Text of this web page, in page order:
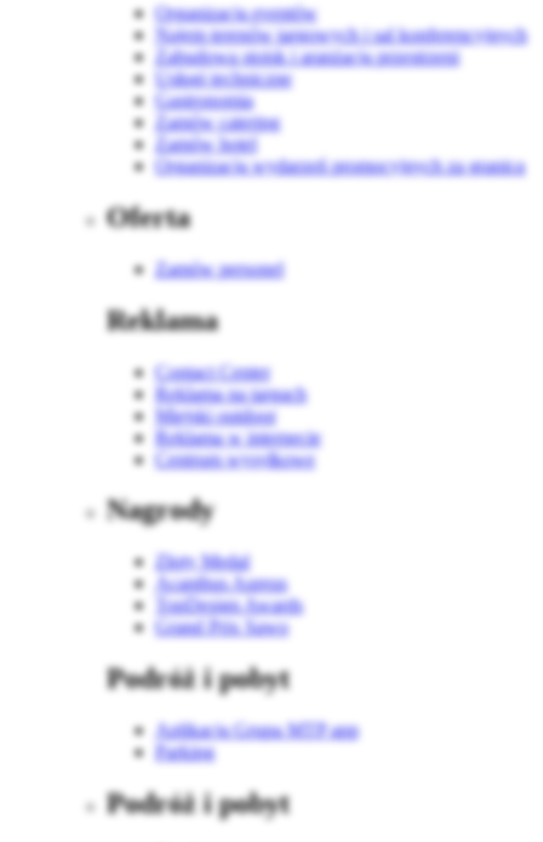
Organizacja eventów
Najem terenów targowych i sal konferencyjnych
Zabudowa stoisk i aranżacja przestrzeni
Usługi techniczne
Gastronomia
Zamów catering
Zamów hotel
Organizacja wydarzeń promocyjnych za granicą
Oferta
Zamów personel
Reklama
Contact Center
Reklama na targach
Miejski outdoor
Reklama w internecie
Centrum wysyłkowe
Nagrody
Złoty Medal
Acanthus Aureus
TopDesign Awards
Grand Prix Sawo
Podróż i pobyt
Aplikacja Grupa MTP app
Parking
Podróż i pobyt